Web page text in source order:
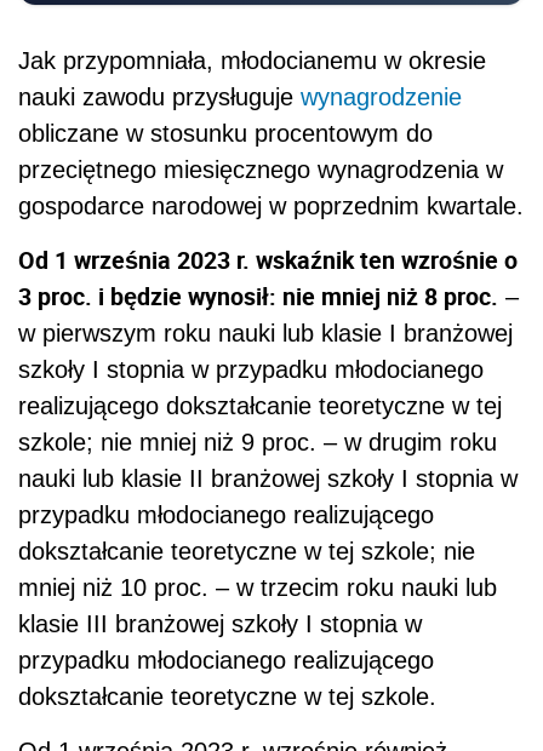
Jak przypomniała, młodocianemu w okresie
nauki zawodu przysługuje wynagrodzenie
obliczane w stosunku procentowym do
przeciętnego miesięcznego wynagrodzenia w
gospodarce narodowej w poprzednim kwartale.
Od 1 września 2023 r. wskaźnik ten wzrośnie o
3 proc. i będzie wynosił: nie mniej niż 8 proc. –
w pierwszym roku nauki lub klasie I branżowej
szkoły I stopnia w przypadku młodocianego
realizującego dokształcanie teoretyczne w tej
szkole; nie mniej niż 9 proc. – w drugim roku
nauki lub klasie II branżowej szkoły I stopnia w
przypadku młodocianego realizującego
dokształcanie teoretyczne w tej szkole; nie
mniej niż 10 proc. – w trzecim roku nauki lub
klasie III branżowej szkoły I stopnia w
przypadku młodocianego realizującego
dokształcanie teoretyczne w tej szkole.